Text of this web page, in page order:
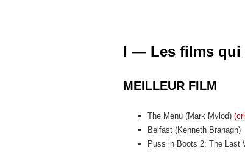
I — Les films qui
MEILLEUR FILM
The Menu (Mark Mylod)
Belfast (Kenneth Branagh)
Puss in Boots 2: The Last